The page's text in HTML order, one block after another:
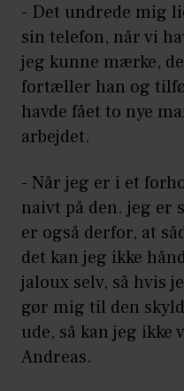
- Det undrede mig
sin telefon, når vi
jeg kunne mærke,
fortæller han og
havde fået to nye
arbejdet.
- Når jeg er i et
naivt på den. jeg er
er også derfor, at
det kan jeg ikke
jaloux selv, så hvis
gør mig til den
ude, så kan jeg
Andreas.